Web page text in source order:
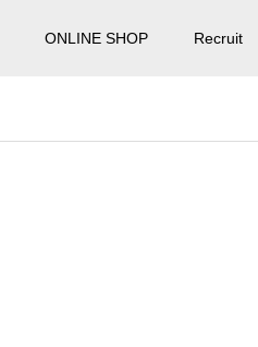
ONLINE SHOP Recruit